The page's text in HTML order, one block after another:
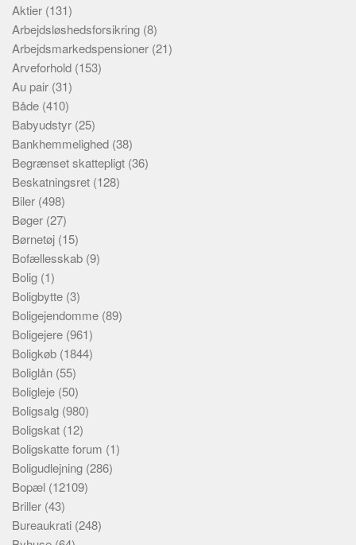
Aktier (131)
Arbejdsløshedsforsikring (8)
Arbejdsmarkedspensioner (21)
Arveforhold (153)
Au pair (31)
Både (410)
Babyudstyr (25)
Bankhemmelighed (38)
Begrænset skattepligt (36)
Beskatningsret (128)
Biler (498)
Bøger (27)
Børnetøj (15)
Bofællesskab (9)
Bolig (1)
Boligbytte (3)
Boligejendomme (89)
Boligejere (961)
Boligkøb (1844)
Boliglån (55)
Boligleje (50)
Boligsalg (980)
Boligskat (12)
Boligskatte forum (1)
Boligudlejning (286)
Bopæl (12109)
Briller (43)
Bureaukrati (248)